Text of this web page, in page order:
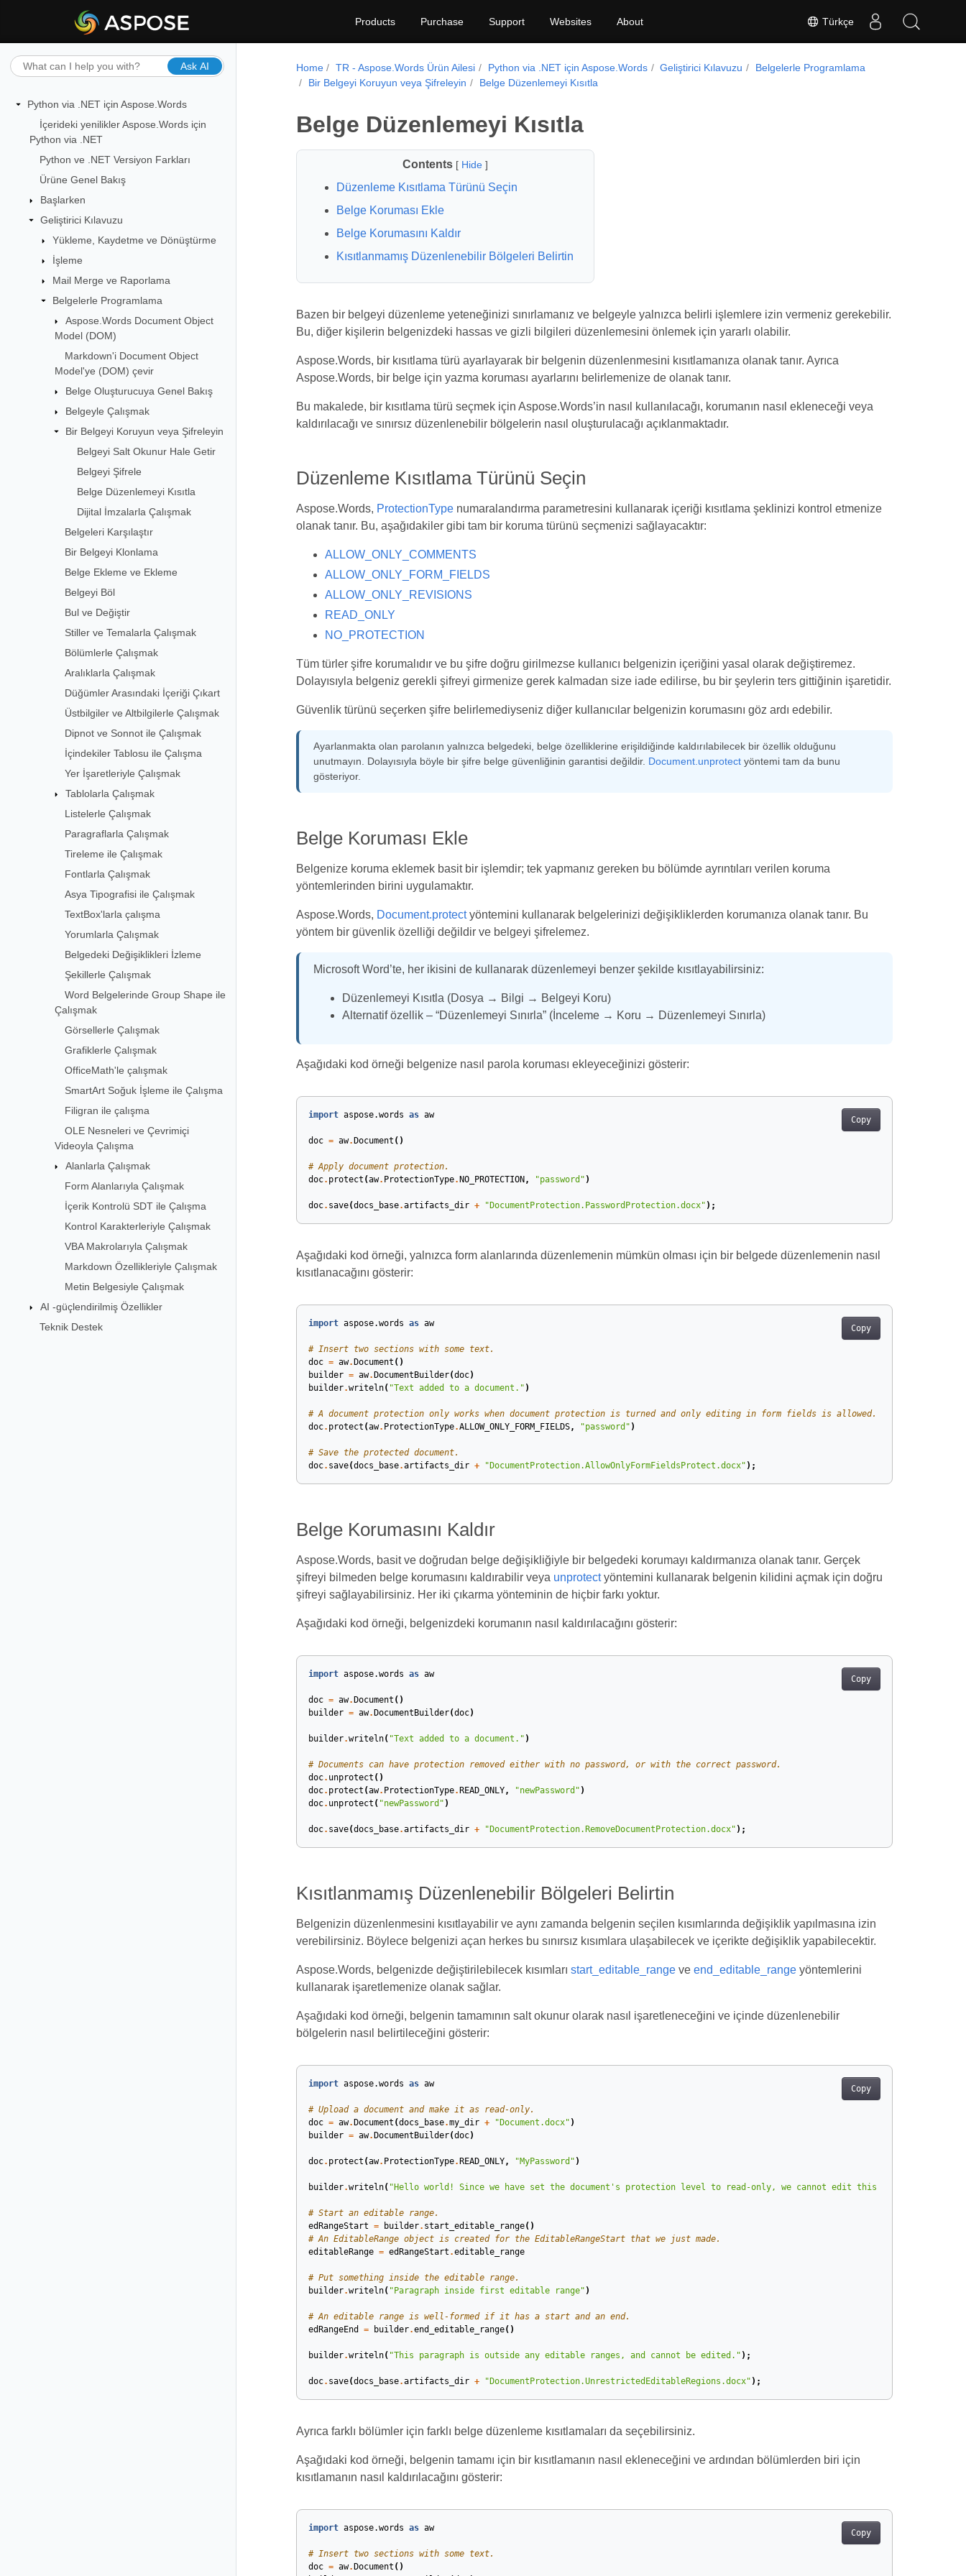
Türkçe
Products Purchase Support Websites About
Ask AI
Python via .NET için Aspose.Words
İçerideki yenilikler Aspose.Words için
Python via .NET
Python ve .NET Versiyon Farkları
Ürüne Genel Bakış
Başlarken
Geliştirici Kılavuzu
Yükleme, Kaydetme ve Dönüştürme
İşleme
Mail Merge ve Raporlama
Belgelerle Programlama
Aspose.Words Document Object
Model (DOM)
Markdown'i Document Object
Model'ye (DOM) çevir
Belge Oluşturucuya Genel Bakış
Belgeyle Çalışmak
Bir Belgeyi Koruyun veya Şifreleyin
Belgeyi Salt Okunur Hale Getir
Belgeyi Şifrele
Belge Düzenlemeyi Kısıtla
Dijital İmzalarla Çalışmak
Belgeleri Karşılaştır
Bir Belgeyi Klonlama
Belge Ekleme ve Ekleme
Belgeyi Böl
Bul ve Değiştir
Stiller ve Temalarla Çalışmak
Bölümlerle Çalışmak
Aralıklarla Çalışmak
Düğümler Arasındaki İçeriği Çıkart
Üstbilgiler ve Altbilgilerle Çalışmak
Dipnot ve Sonnot ile Çalışmak
İçindekiler Tablosu ile Çalışma
Yer İşaretleriyle Çalışmak
Tablolarla Çalışmak
Listelerle Çalışmak
Paragraflarla Çalışmak
Tireleme ile Çalışmak
Fontlarla Çalışmak
Asya Tipografisi ile Çalışmak
TextBox'larla çalışma
Yorumlarla Çalışmak
Belgedeki Değişiklikleri İzleme
Şekillerle Çalışmak
Word Belgelerinde Group Shape ile
Çalışmak
Görsellerle Çalışmak
Grafiklerle Çalışmak
OfficeMath'le çalışmak
SmartArt Soğuk İşleme ile Çalışma
Filigran ile çalışma
OLE Nesneleri ve Çevrimiçi
Videoyla Çalışma
Alanlarla Çalışmak
Form Alanlarıyla Çalışmak
İçerik Kontrolü SDT ile Çalışma
Kontrol Karakterleriyle Çalışmak
VBA Makrolarıyla Çalışmak
Markdown Özellikleriyle Çalışmak
Metin Belgesiyle Çalışmak
AI -güçlendirilmiş Özellikler
Teknik Destek
Home TR - Aspose.Words Ürün Ailesi Python via .NET için Aspose.Words Geliştirici Kılavuzu
Belgelerle Programlama
Bir Belgeyi Koruyun veya Şifreleyin
Belge Düzenlemeyi Kısıtla
Belge Düzenlemeyi Kısıtla
Contents[ Hide ]
Düzenleme Kısıtlama Türünü Seçin
Belge Koruması Ekle
Belge Korumasını Kaldır
Kısıtlanmamış Düzenlenebilir Bölgeleri Belirtin
Bazen bir belgeyi düzenleme yeteneğinizi sınırlamanız ve belgeyle yalnızca belirli işlemlere izin vermeniz gerekebilir.
Bu, diğer kişilerin belgenizdeki hassas ve gizli bilgileri düzenlemesini önlemek için yararlı olabilir.
Aspose.Words, bir kısıtlama türü ayarlayarak bir belgenin düzenlenmesini kısıtlamanıza olanak tanır. Ayrıca
Aspose.Words, bir belge için yazma koruması ayarlarını belirlemenize de olanak tanır.
Bu makalede, bir kısıtlama türü seçmek için Aspose.Words’in nasıl kullanılacağı, korumanın nasıl ekleneceği veya
kaldırılacağı ve sınırsız düzenlenebilir bölgelerin nasıl oluşturulacağı açıklanmaktadır.
Düzenleme Kısıtlama Türünü Seçin
Aspose.Words, ProtectionTypenumaralandırma parametresini kullanarak içeriği kısıtlama şeklinizi kontrol etmenize
olanak tanır. Bu, aşağıdakiler gibi tam bir koruma türünü seçmenizi sağlayacaktır:
ALLOW_ONLY_COMMENTS
ALLOW_ONLY_FORM_FIELDS
ALLOW_ONLY_REVISIONS
READ_ONLY
NO_PROTECTION
Tüm türler şifre korumalıdır ve bu şifre doğru girilmezse kullanıcı belgenizin içeriğini yasal olarak değiştiremez.
Dolayısıyla belgeniz gerekli şifreyi girmenize gerek kalmadan size iade edilirse, bu bir şeylerin ters gittiğinin işaretidir.
Güvenlik türünü seçerken şifre belirlemediyseniz diğer kullanıcılar belgenizin korumasını göz ardı edebilir.
Ayarlanmakta olan parolanın yalnızca belgedeki, belge özelliklerine erişildiğinde kaldırılabilecek bir özellik olduğunu
unutmayın. Dolayısıyla böyle bir şifre belge güvenliğinin garantisi değildir. Document.unprotectyöntemi tam da bunu
gösteriyor.
Belge Koruması Ekle
Belgenize koruma eklemek basit bir işlemdir; tek yapmanız gereken bu bölümde ayrıntıları verilen koruma
yöntemlerinden birini uygulamaktır.
Aspose.Words, Document.protectyöntemini kullanarak belgelerinizi değişikliklerden korumanıza olanak tanır. Bu
yöntem bir güvenlik özelliği değildir ve belgeyi şifrelemez.
Microsoft Word’te, her ikisini de kullanarak düzenlemeyi benzer şekilde kısıtlayabilirsiniz:
Düzenlemeyi Kısıtla (Dosya → Bilgi → Belgeyi Koru)
Alternatif özellik – “Düzenlemeyi Sınırla” (İnceleme → Koru → Düzenlemeyi Sınırla)
Aşağıdaki kod örneği belgenize nasıl parola koruması ekleyeceğinizi gösterir:
Copy
import aspose.words as aw
doc = aw. Document ()
# Apply document protection.
doc. protect (aw. ProtectionType. NO_PROTECTION , "password" )
doc. save(docs_base.artifacts_dir + "DocumentProtection.PasswordProtection.docx" );
Aşağıdaki kod örneği, yalnızca form alanlarında düzenlemenin mümkün olması için bir belgede düzenlemenin nasıl
kısıtlanacağını gösterir:
Copy
import aspose.words as aw
# Insert two sections with some text.
doc = aw. Document ()
builder = aw. DocumentBuilder(doc)
builder.writeln( "Text added to a document." )
# A document protection only works when document protection is turned and only editing in form fields is allowed.
doc. protect (aw. ProtectionType.ALLOW_ONLY_FORM_FIELDS, "password" )
# Save the protected document.
doc. save(docs_base.artifacts_dir + "DocumentProtection.AllowOnlyFormFieldsProtect.docx" );
Belge Korumasını Kaldır
Aspose.Words, basit ve doğrudan belge değişikliğiyle bir belgedeki korumayı kaldırmanıza olanak tanır. Gerçek
şifreyi bilmeden belge korumasını kaldırabilir veya unprotectyöntemini kullanarak belgenin kilidini açmak için doğru
şifreyi sağlayabilirsiniz. Her iki çıkarma yönteminin de hiçbir farkı yoktur.
Aşağıdaki kod örneği, belgenizdeki korumanın nasıl kaldırılacağını gösterir:
Copy
import aspose.words as aw
doc = aw. Document ()
builder = aw. DocumentBuilder(doc)
builder.writeln( "Text added to a document." )
# Documents can have protection removed either with no password, or with the correct password.
doc. unprotect ()
doc. protect (aw. ProtectionType. READ_ONLY, "newPassword" )
doc. unprotect ( "newPassword" )
doc. save(docs_base.artifacts_dir + "DocumentProtection.RemoveDocumentProtection.docx" );
Kısıtlanmamış Düzenlenebilir Bölgeleri Belirtin
Belgenizin düzenlenmesini kısıtlayabilir ve aynı zamanda belgenin seçilen kısımlarında değişiklik yapılmasına izin
verebilirsiniz. Böylece belgenizi açan herkes bu sınırsız kısımlara ulaşabilecek ve içerikte değişiklik yapabilecektir.
Aspose.Words, belgenizde değiştirilebilecek kısımları start_editable_rangeve end_editable_rangeyöntemlerini
kullanarak işaretlemenize olanak sağlar.
Aşağıdaki kod örneği, belgenin tamamının salt okunur olarak nasıl işaretleneceğini ve içinde düzenlenebilir
bölgelerin nasıl belirtileceğini gösterir:
Copy
import aspose.words as aw
# Upload a document and make it as read-only.
doc = aw. Document (docs_base.my_dir + "Document.docx" )
builder = aw. DocumentBuilder(doc)
doc. protect (aw. ProtectionType. READ_ONLY, "MyPassword" )
builder.writeln( "Hello world! Since we have set the document's protection level to read-only, we cannot edit this paragraph
# Start an editable range.
edRangeStart = builder. start_editable_range()
# An EditableRange object is created for the EditableRangeStart that we just made.
editableRange = edRangeStart .editable_range
# Put something inside the editable range.
builder.writeln( "Paragraph inside first editable range" )
# An editable range is well-formed if it has a start and an end.
edRangeEnd
= builder.end_editable_range()
builder.writeln( "This paragraph is outside any editable ranges, and cannot be edited." );
doc. save(docs_base.artifacts_dir + "DocumentProtection.UnrestrictedEditableRegions.docx" );
Ayrıca farklı bölümler için farklı belge düzenleme kısıtlamaları da seçebilirsiniz.
Aşağıdaki kod örneği, belgenin tamamı için bir kısıtlamanın nasıl ekleneceğini ve ardından bölümlerden biri için
kısıtlamanın nasıl kaldırılacağını gösterir:
Copy
import aspose.words as aw
# Insert two sections with some text.
doc = aw. Document ()